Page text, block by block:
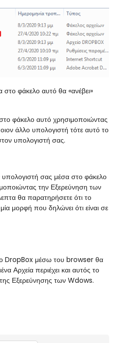
στο φάκελο αυτό θα «ανέβει»
φάκελο αυτό χρησιμοποιώντας
άλλο υπολογιστή τότε αυτό το
υπολογιστή σας.
υπολογιστή σας μέσα στο φάκελο
την Εξερεύνηση των
θα παρατηρήσετε ότι το
μορφή που δηλώνει ότι είναι σε
DropBox μέσω του browser θα
Αρχεία περιέχει και αυτός το
Εξερεύνησης των Wdows.